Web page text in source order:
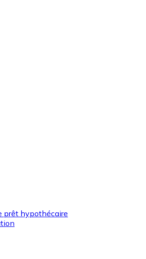
prêt hypothécaire